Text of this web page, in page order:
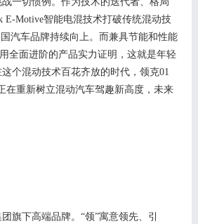
E-Motive智能电混技术打破传统混动技
汽车品牌持续向上。而兼具节能和性能
全面进阶的产品实力证明，这就是年轻
个混动技术百花齐放的时代， 领克01
在重新树立混动汽车驾趣新高度， 未来
旗下高端品牌。 “领”寓意领先、引